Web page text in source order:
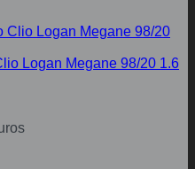
Logan Megane 98/20 1.6